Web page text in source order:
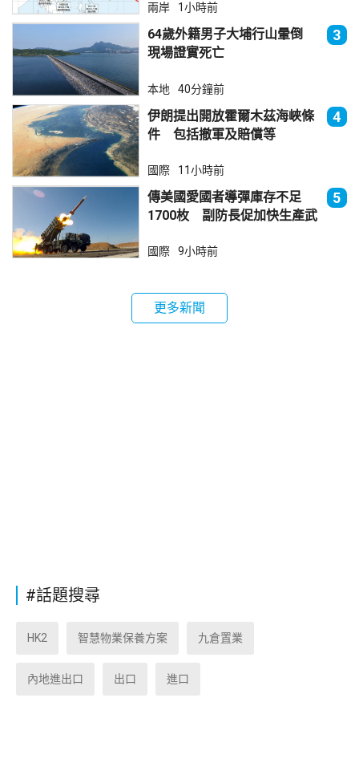
兩岸 1小時前
64歲外籍男子大埔行山暈倒
現場證實死亡
3
本地 40分鐘前
伊朗提出開放霍爾木茲海峽條
件 包括撤軍及賠償等
4
國際 11小時前
傳美國愛國者導彈庫存不足
1700枚 副防長促加快生產武
5
國際 9小時前
更多新聞
#話題搜尋
HK2 智慧物業保養方案 九倉置業
內地進出口 出口 進口